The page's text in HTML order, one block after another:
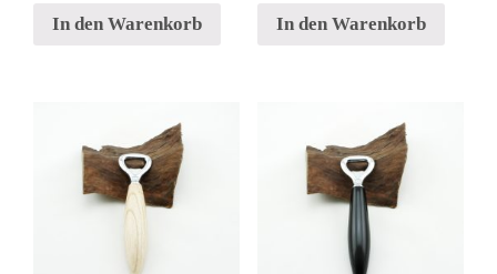
In den Warenkorb In den Warenkorb